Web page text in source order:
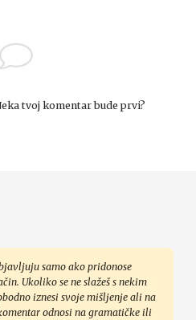
tvoj komentar bude prvi?
samo ako pridonose
Ukoliko se ne slažeš s nekim
iznesi svoje mišljenje ali na
odnosi na gramatičke ili